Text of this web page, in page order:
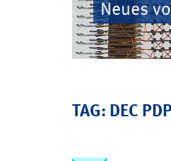
Neues
TAG: DEC